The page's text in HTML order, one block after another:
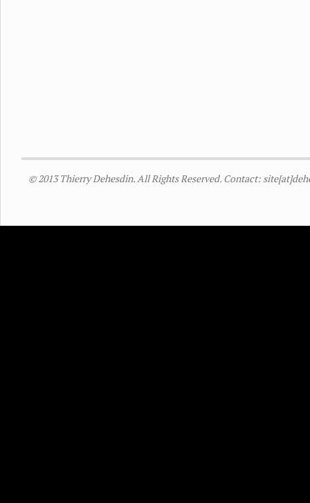
© 2013 Thierry Dehesdin. All Rights Reserved. Contact: